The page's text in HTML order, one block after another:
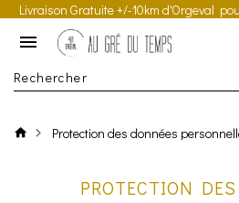
Gratuite +/-10km d'Orgeval pour
Protection des données
PROTECTION